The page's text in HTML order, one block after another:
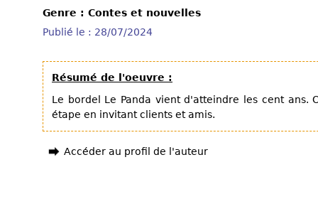
Genre : Contes et nouvelles
Publié le : 28/07/2024
Résumé de l'oeuvre :
Le bordel Le Panda vient d'atteindre les cent ans.
étape en invitant clients et amis.
Accéder au profil de l'auteur